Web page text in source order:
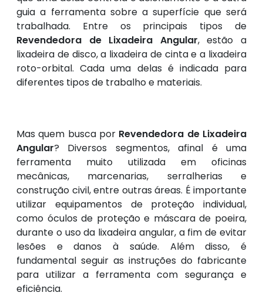
guia a ferramenta sobre a superfície que será
trabalhada. Entre os principais tipos de
Revendedora de Lixadeira Angular, estão a
lixadeira de disco, a lixadeira de cinta e a lixadeira
roto-orbital. Cada uma delas é indicada para
diferentes tipos de trabalho e materiais.
Mas quem busca por Revendedora de Lixadeira
Angular? Diversos segmentos, afinal é uma
ferramenta muito utilizada em oficinas
mecânicas, marcenarias, serralherias e
construção civil, entre outras áreas. É importante
utilizar equipamentos de proteção individual,
como óculos de proteção e máscara de poeira,
durante o uso da lixadeira angular, a fim de evitar
lesões e danos à saúde. Além disso, é
fundamental seguir as instruções do fabricante
para utilizar a ferramenta com segurança e
eficiência.